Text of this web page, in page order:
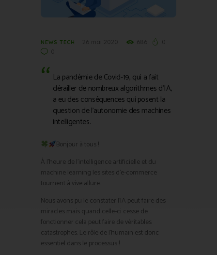
NEWS TECH
La pandémie de Covid-19, qui a fait
dérailler de nombreux algorithmes d’IA,
a eu des conséquences qui posent la
question de l’autonomie des machines
intelligentes.
Bonjour à tous !
À l’heure de l’intelligence artificielle et du
machine learning les sites d’e-commerce
tournent à vive allure.
Nous avons pu le constater l’IA peut faire des
miracles mais quand celle-ci cesse de
fonctionner cela peut faire de véritables
catastrophes. Le rôle de l’humain est donc
essentiel dans le processus !